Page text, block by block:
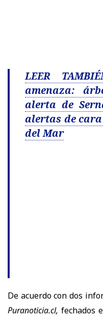
LEER
amenaza:
alerta de
alertas de
del Mar
De acuerdo con dos
Puranoticia.cl, fechados